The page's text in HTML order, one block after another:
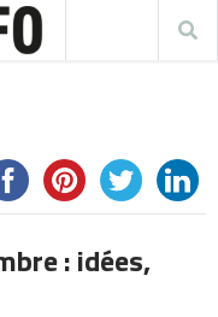
: idées,